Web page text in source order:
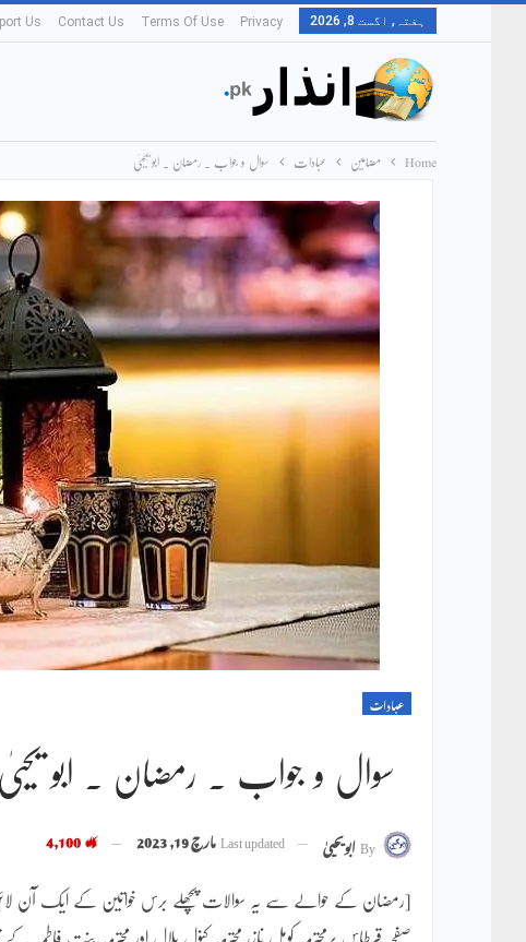
ہفتہ, اگست 8, 2026 Privacy
Terms Of Use
Contact Us
Us
Home مضامین عبادات سوال و جواب ۔ رمضان ۔ ابو یحییٰ
عبادات
سوال و جواب ۔ رمضان ۔ ابو یحییٰ
Byابویحییٰ Last updatedمارچ 19, 2023
[رمضان کے حوالے سے یہ سوالات پچھلے برس خواتین کے ایک آن
صفحہ قرطاس پرمحترمہ کومل ناز، محترمہ کنول بلال اور محترمہ بنت